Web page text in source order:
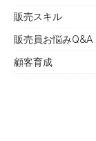
販売スキル
販売員お悩みQ&A
顧客育成